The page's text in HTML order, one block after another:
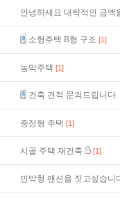
안녕하세요 대략적인 금액
소형주택 B형 구조 [1]
농막주택 [1]
건축 견적 문의드립니다.
중정형 주택 [1]
시골 주택 재건축 [1]
민박형 팬션을 짓고싶습니